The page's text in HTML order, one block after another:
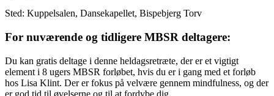
Sted: Kuppelsalen, Dansekapellet, Bispebjerg Torv
For nuværende og tidligere MBSR deltagere:
Du kan gratis deltage i denne heldagsretræte, der er et vigtigt
element i 8 ugers MBSR forløbet, hvis du er i gang med et forløb
hos Lisa Klint. Der er fokus på velvære gennem mindfulness, og der
er god tid til øvelserne og til at fordybe dig.